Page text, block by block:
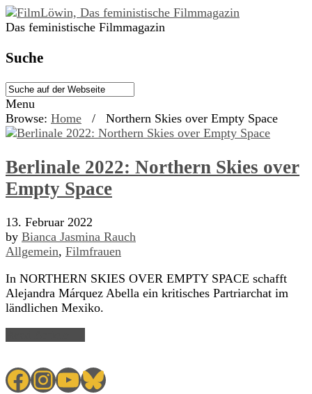
Das feministische Filmmagazin
Suche
Menu
Browse: Home / Northern Skies over Empty Space
Berlinale 2022: Northern Skies over
Empty Space
13. Februar 2022
by Bianca Jasmina Rauch
Allgemein, Filmfrauen
In NORTHERN SKIES OVER EMPTY SPACE schafft
Alejandra Márquez Abella ein kritisches Partriarchat im
ländlichen Mexiko.
Facebook
Instagram
YouTube
Bluesky